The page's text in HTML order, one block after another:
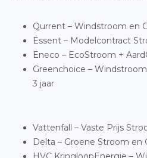
Qurrent – Windstroom en
Essent – Modelcontract
Eneco – EcoStroom +
Greenchoice –
3 jaar
Vattenfall – Vaste Prijs
Delta – Groene Stroom en